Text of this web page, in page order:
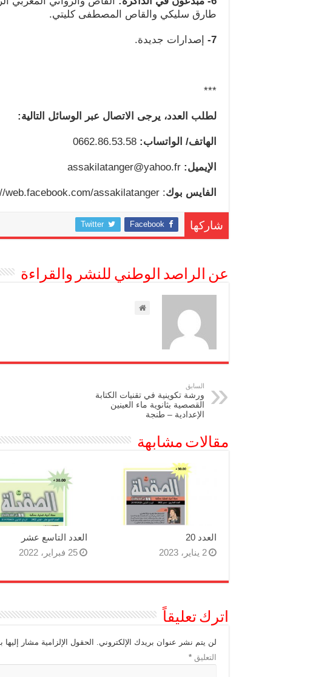
طارق سليكي والقاص المصطفى كليتي.
7- إصدارات جديدة.
***
لطلب العدد، يرجى الاتصال عبر الوسائل التالية:
الهاتف/ الواتساب:
الإيميل:
الفايس بوك: https://web.facebook.com/assakilatanger
شاركها Facebook
Twitter
عن الراصد الوطني للنشر والقراءة
السابق
ورشة تكوينية في تقنيات الكتابة
القصصية بثانوية ماء العينين
الإعدادية – طنجة
مقالات مشابهة
العدد 20
2 يناير، 2023
العدد التاسع عشر
25 فبراير، 2022
اترك تعليقاً
لن يتم نشر عنوان بريدك الإلكتروني. الحقول الإلزامية مشار إليها
التعليق *